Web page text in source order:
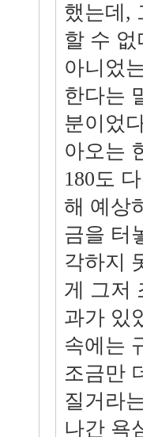
했는데,
할 수
아니었
한다는
분이었
아오는
180도
해 예상
금을 터
각하지
게 그저
과가 있
속에는
조금만
질거라
나간 욕